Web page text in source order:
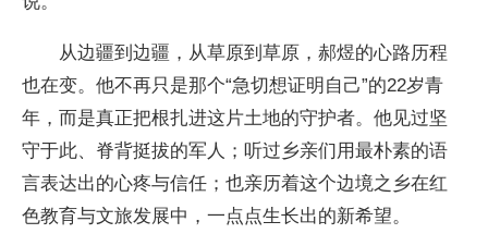
从边疆到边疆，从草原到草原，郝煜的心路历程
也在变。他不再只是那个“急切想证明自己”的22岁青
年，而是真正把根扎进这片土地的守护者。他见过坚
守于此、脊背挺拔的军人；听过乡亲们用最朴素的语
言表达出的心疼与信任；也亲历着这个边境之乡在红
色教育与文旅发展中，一点点生长出的新希望。